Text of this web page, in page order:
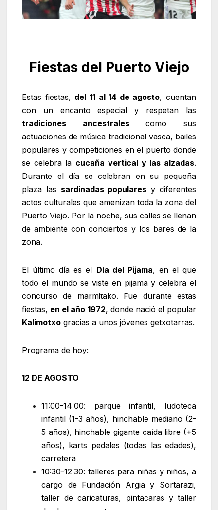
Fiestas del Puerto Viejo
Estas fiestas, del 11 al 14 de agosto, cuentan
con un encanto especial y respetan las
tradiciones ancestralescomo sus
actuaciones de música tradicional vasca, bailes
populares y competiciones en el puerto donde
se celebra la cucaña vertical y las alzadas.
Durante el día se celebran en su pequeña
plaza las sardinadas populares y diferentes
actos culturales que amenizan toda la zona del
Puerto Viejo. Por la noche, sus calles se llenan
de ambiente con conciertos y los bares de la
zona.
El último día es el Día del Pijama, en el que
todo el mundo se viste en pijama y celebra el
concurso de marmitako. Fue durante estas
fiestas, en el año 1972, donde nació el popular
Kalimotxo gracias a unos jóvenes getxotarras.
Programa de hoy:
12 DE AGOSTO
11:00-14:00: parque infantil, ludoteca
infantil (1-3 años), hinchable mediano (2-
5 años), hinchable gigante caída libre (+5
años), karts pedales (todas las edades),
carretera
10:30-12:30: talleres para niñas y niños, a
cargo de Fundación Argia y Sortarazi,
taller de caricaturas, pintacaras y taller